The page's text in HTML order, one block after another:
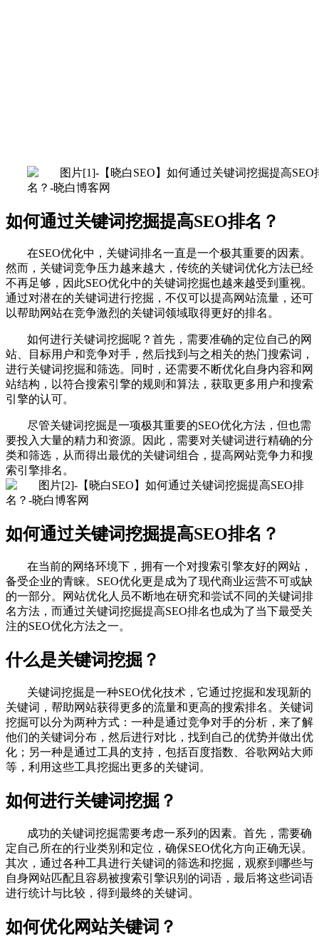
如何通过关键词挖掘提高SEO排名？
在SEO优化中，关键词排名一直是一个极其重要的因素。
然而，关键词竞争压力越来越大，传统的关键词优化方法已经
不再足够，因此SEO优化中的关键词挖掘也越来越受到重视。
通过对潜在的关键词进行挖掘，不仅可以提高网站流量，还可
以帮助网站在竞争激烈的关键词领域取得更好的排名。
如何进行关键词挖掘呢？首先，需要准确的定位自己的网
站、目标用户和竞争对手，然后找到与之相关的热门搜索词，
进行关键词挖掘和筛选。同时，还需要不断优化自身内容和网
站结构，以符合搜索引擎的规则和算法，获取更多用户和搜索
引擎的认可。
尽管关键词挖掘是一项极其重要的SEO优化方法，但也需
要投入大量的精力和资源。因此，需要对关键词进行精确的分
类和筛选，从而得出最优的关键词组合，提高网站竞争力和搜
索引擎排名。
如何通过关键词挖掘提高SEO排名？
在当前的网络环境下，拥有一个对搜索引擎友好的网站，
备受企业的青睐。SEO优化更是成为了现代商业运营不可或缺
的一部分。网站优化人员不断地在研究和尝试不同的关键词排
名方法，而通过关键词挖掘提高SEO排名也成为了当下最受关
注的SEO优化方法之一。
什么是关键词挖掘？
关键词挖掘是一种SEO优化技术，它通过挖掘和发现新的
关键词，帮助网站获得更多的流量和更高的搜索排名。关键词
挖掘可以分为两种方式：一种是通过竞争对手的分析，来了解
他们的关键词分布，然后进行对比，找到自己的优势并做出优
化；另一种是通过工具的支持，包括百度指数、谷歌网站大师
等，利用这些工具挖掘出更多的关键词。
如何进行关键词挖掘？
成功的关键词挖掘需要考虑一系列的因素。首先，需要确
定自己所在的行业类别和定位，确保SEO优化方向正确无误。
其次，通过各种工具进行关键词的筛选和挖掘，观察到哪些与
自身网站匹配且容易被搜索引擎识别的词语，最后将这些词语
进行统计与比较，得到最终的关键词。
如何优化网站关键词？